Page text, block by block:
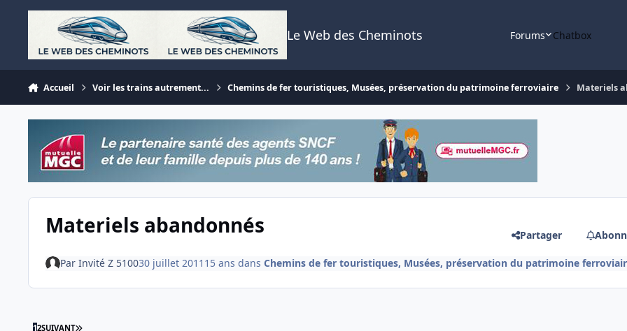
Aller au contenu
Le Web des Cheminots Forums Chatbox
Accueil Voir les trains autrement... Chemins de fer touristiques, Musées, préservation du patrimoine ferroviaire Materiels
Materiels abandonnés Partager
Par Invité Z 510030 juillet 2011 15 ans dans Chemins de fer touristiques, Musées, préservation du patrimoine
12SUIVANT DERNIÈRE PAGE